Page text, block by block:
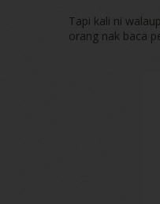
Tapi kali ni
orang nak baca